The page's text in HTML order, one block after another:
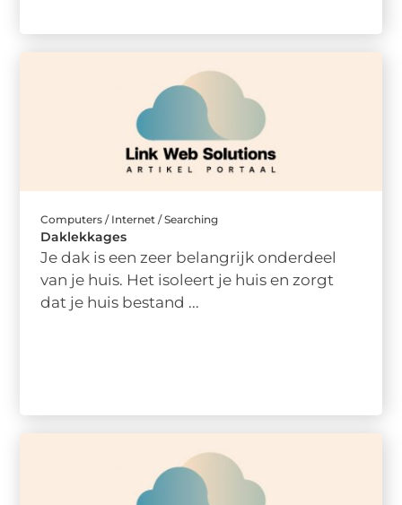
Computers / Internet / Searching
Daklekkages
Je dak is een zeer belangrijk onderdeel
van je huis. Het isoleert je huis en zorgt
dat je huis bestand ...